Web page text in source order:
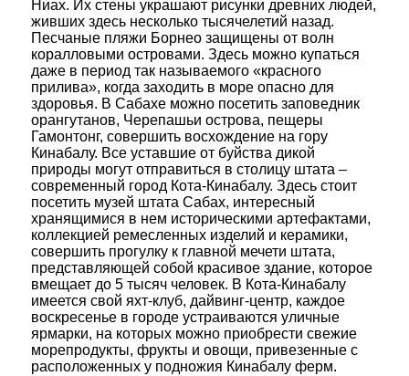
Ниах. Их стены украшают рисунки древних людей,
живших здесь несколько тысячелетий назад.
Песчаные пляжи Борнео защищены от волн
коралловыми островами. Здесь можно купаться
даже в период так называемого «красного
прилива», когда заходить в море опасно для
здоровья. В Сабахе можно посетить заповедник
орангутанов, Черепашьи острова, пещеры
Гамонтонг, совершить восхождение на гору
Кинабалу. Все уставшие от буйства дикой
природы могут отправиться в столицу штата –
современный город Кота-Кинабалу. Здесь стоит
посетить музей штата Сабах, интересный
хранящимися в нем историческими артефактами,
коллекцией ремесленных изделий и керамики,
совершить прогулку к главной мечети штата,
представляющей собой красивое здание, которое
вмещает до 5 тысяч человек. В Кота-Кинабалу
имеется свой яхт-клуб, дайвинг-центр, каждое
воскресенье в городе устраиваются уличные
ярмарки, на которых можно приобрести свежие
морепродукты, фрукты и овощи, привезенные с
расположенных у подножия Кинабалу ферм.